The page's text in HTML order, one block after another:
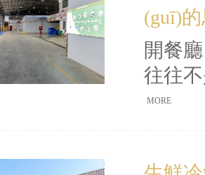
(guī)
開餐
往往
不到
MORE